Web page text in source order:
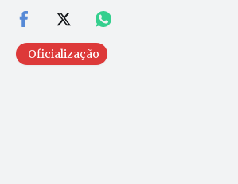
Oficialização